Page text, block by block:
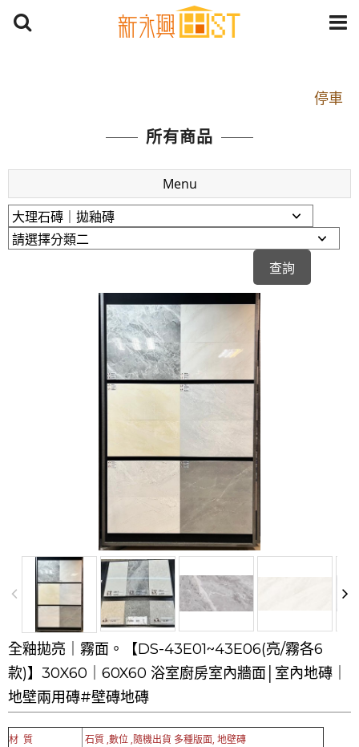
停車
捷運： 中和線【頂溪站 2 號出口】往中山路1段139
原Line已滿 無法加Line好友 請親愛的客戶加入
LINE官方帳號@a0975005573
開車：中山路1段 到永平路路口(樂華夜市口)門口可
停車
捷運： 中和線【頂溪站 2 號出口】往中山路1段139
原Line已滿 無法加Line好友 請親愛的客戶加入
LINE官方帳號@a0975005573
所有商品
Menu
全釉拋亮｜霧面。【DS-43E01~43E06(亮/霧各6
款)】30X60｜60X60 浴室廚房室內牆面│室內地磚｜
地壁兩用磚#壁磚地磚
材 質 石質 ,數位 ,隨機出貨 多種版面, 地壁磚